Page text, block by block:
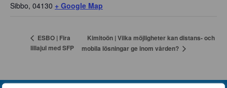
Sibbo, 04130 + Google Map
ESBO | Fira
lillajul med SFP
Kimitoön | Vilka möjligheter kan distans- och
mobila lösningar ge inom vården?